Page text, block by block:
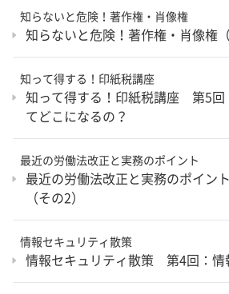
知らないと危険！著作権・肖像権
知らないと危険！著作権・肖像権（
知って得する！印紙税講座
知って得する！印紙税講座 第5回
てどこになるの？
最近の労働法改正と実務のポイント
最近の労働法改正と実務のポイ
（その2）
情報セキュリティ散策
情報セキュリティ散策 第4回：情